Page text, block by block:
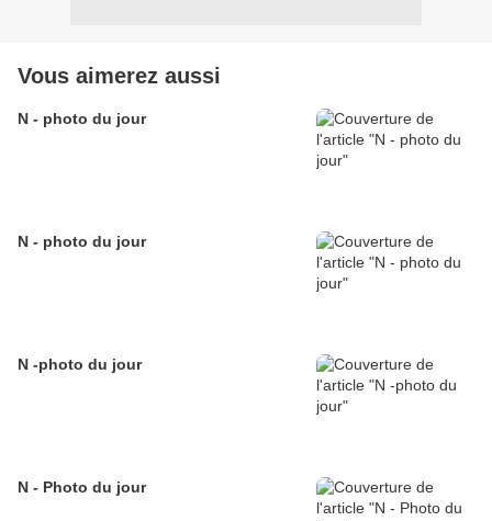
Vous aimerez aussi
N - photo du jour
N - photo du jour
N -photo du jour
N - Photo du jour